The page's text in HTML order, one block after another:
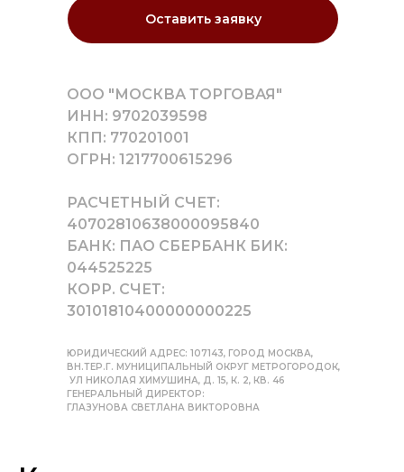
Оставить заявку
ООО "МОСКВА ТОРГОВАЯ"
ИНН: 9702039598
КПП: 770201001
ОГРН: 1217700615296
РАСЧЕТНЫЙ СЧЕТ:
40702810638000095840
БАНК: ПАО СБЕРБАНК БИК:
044525225
КОРР. СЧЕТ:
30101810400000000225
ЮРИДИЧЕСКИЙ АДРЕС: 107143, ГОРОД МОСКВА,
ВН.ТЕР.Г. МУНИЦИПАЛЬНЫЙ ОКРУГ МЕТРОГОРОДОК,
УЛ НИКОЛАЯ ХИМУШИНА, Д. 15, К. 2, КВ. 46
ГЕНЕРАЛЬНЫЙ ДИРЕКТОР:
ГЛАЗУНОВА СВЕТЛАНА ВИКТОРОВНА